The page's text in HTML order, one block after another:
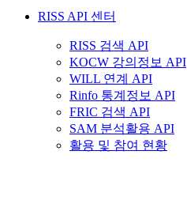
RISS API 센터
RISS 검색 API
KOCW 강의정보 API
WILL 연계 API
Rinfo 통계정보 API
FRIC 검색 API
SAM 분석활용 API
활용 및 참여 현황